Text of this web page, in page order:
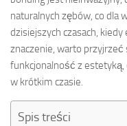
naturalnych zębów, co dla
dzisiejszych czasach,
znaczenie, warto przyjrzeć
funkcjonalność z
w krótkim czasie.
Spis treści